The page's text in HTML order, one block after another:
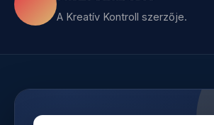
A Kreatív Kontroll szerzője.